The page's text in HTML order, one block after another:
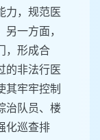
力，规范医
一方面，
，形成合
的非法行医
其牢牢控制
治队员、楼
化巡查排